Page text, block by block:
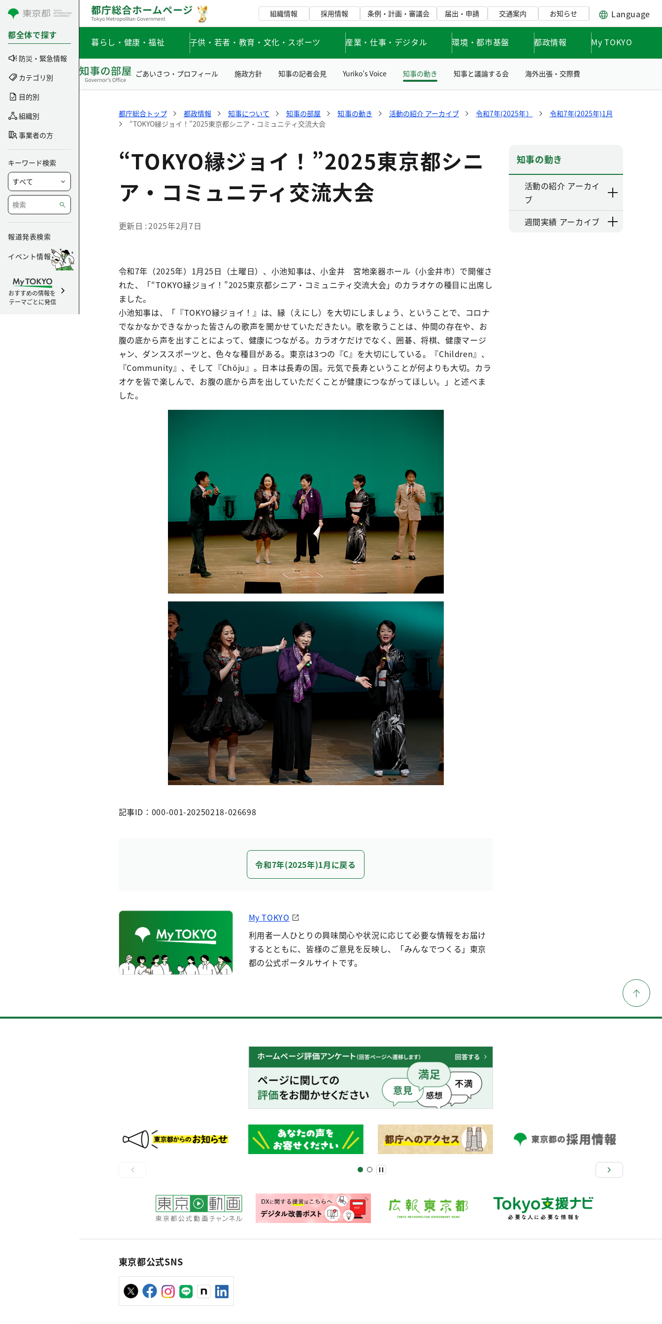
コンテンツにスキップ
都全体で探す
防災・緊急情報
カテゴリ別
目的別
組織別
事業者の方
キーワード検索
報道発表検索
イベント情報
おすすめの情報を
テーマごとに発信
組織情報 採用情報 条例・計画・審議会 届出・申請 交通案内 お知らせ Language
暮らし・健康・福祉 子供・若者・教育・文化・スポーツ 産業・仕事・デジタル 環境・都市基盤 都政情報 My TOKYO
ごあいさつ・プロフィール 施政方針 知事の記者会見 Yuriko’s Voice 知事の動き 知事と議論する会 海外出張・交際費
都庁総合トップ 都政情報 知事について 知事の部屋 知事の動き 活動の紹介 アーカイブ 令和7年(2025年）
令和7年(2025年)1月
“TOKYO縁ジョイ！”2025東京都シニア・コミュニティ交流大会
“TOKYO縁ジョイ！”2025東京都シニ
ア・コミュニティ交流大会
更新日 2025年2月7日
令和7年（2025年）1月25日（土曜日）、小池知事は、小金井 宮地楽器ホール（小金井市）で開催さ
れた、「“TOKYO縁ジョイ！”2025東京都シニア・コミュニティ交流大会」のカラオケの種目に出席し
ました。
小池知事は、「『TOKYO縁ジョイ！』は、縁（えにし）を大切にしましょう、ということで、コロナ
でなかなかできなかった皆さんの歌声を聞かせていただきたい。歌を歌うことは、仲間の存在や、お
腹の底から声を出すことによって、健康につながる。カラオケだけでなく、囲碁、将棋、健康マージ
ャン、ダンススポーツと、色々な種目がある。東京は3つの『C』を大切にしている。『Children』、
『Community』、そして『Chōju』。日本は長寿の国。元気で長寿ということが何よりも大切。カラ
オケを皆で楽しんで、お腹の底から声を出していただくことが健康につながってほしい。」と述べま
した。
記事ID：000-001-20250218-026698
令和7年(2025年)1月に戻る
My TOKYO
利用者一人ひとりの興味関心や状況に応じて必要な情報をお届け
するとともに、皆様のご意見を反映し、「みんなでつくる」東京
都の公式ポータルサイトです。
知事の動き
活動の紹介 アーカイ
ブ
週間実績 アーカイブ
東京都公式SNS